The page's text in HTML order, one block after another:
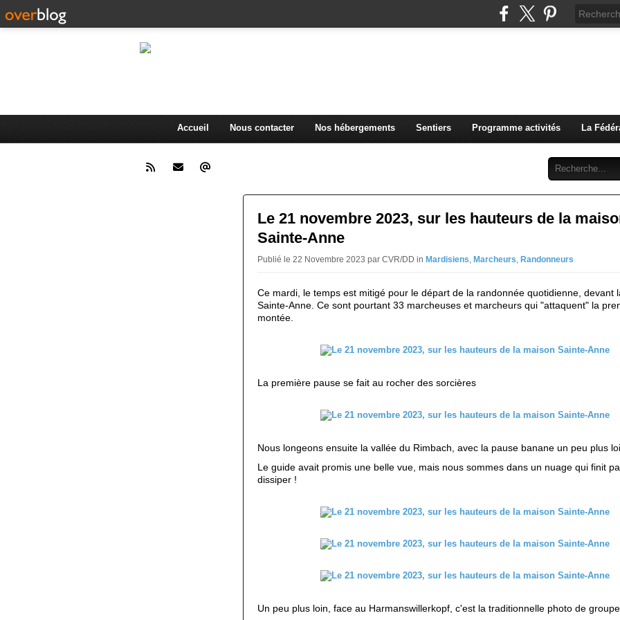
Accueil Nous contacter Nos hébergements Sentiers Programme activités La
Le 21 novembre 2023, sur les hauteurs de la
Sainte-Anne
Publié le 22 Novembre 2023 par CVR/DD in Mardisiens Marcheurs Randonneurs
Ce mardi, le temps est mitigé pour le départ de la randonnée quotidienne, devant
Sainte-Anne. Ce sont pourtant 33 marcheuses et marcheurs qui "attaquent" la
montée.
La première pause se fait au rocher des sorcières
Nous longeons ensuite la vallée du Rimbach, avec la pause banane un peu plus
Le guide avait promis une belle vue, mais nous sommes dans un nuage qui finit
dissiper !
Un peu plus loin, face au Harmanswillerkopf, c'est la traditionnelle photo de groupe